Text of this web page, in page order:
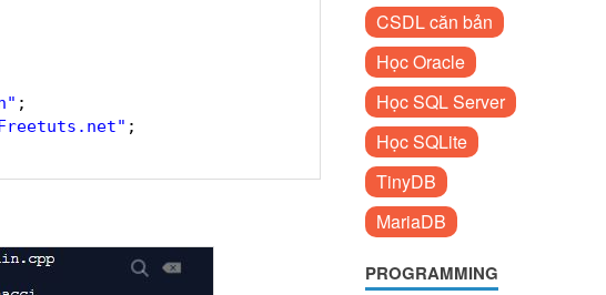
;
;
CSDL căn bản
Học Oracle
Học SQL Server
Học SQLite
TinyDB
MariaDB
PROGRAMMING